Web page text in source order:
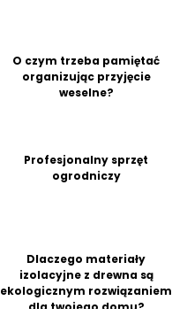
O czym trzeba pamiętać
organizując przyjęcie
weselne?
Profesjonalny sprzęt
ogrodniczy
Dlaczego materiały
izolacyjne z drewna są
ekologicznym rozwiązaniem
dla twojego domu?